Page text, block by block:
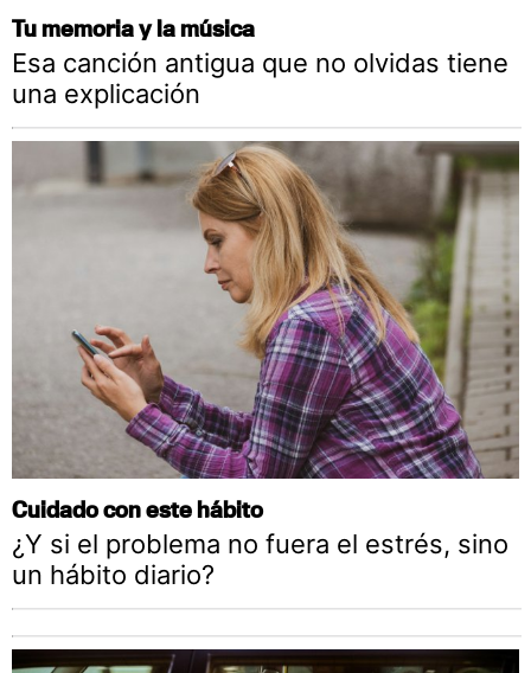
Tu memoria y la música
Esa canción antigua que no olvidas tiene
una explicación
Cuidado con este hábito
¿Y si el problema no fuera el estrés, sino
un hábito diario?